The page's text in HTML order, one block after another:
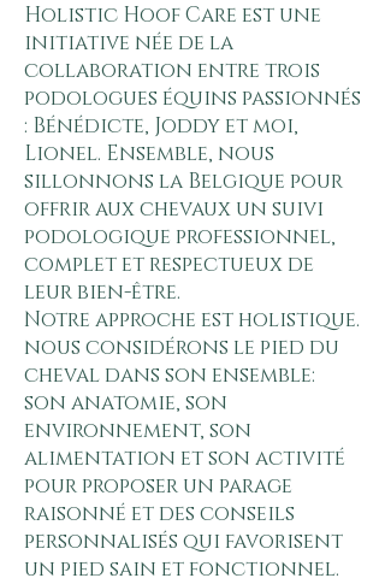
Holistic Hoof Care est une
initiative née de la
collaboration entre trois
podologues équins passionnés
: Bénédicte, Joddy et moi,
Lionel. Ensemble, nous
sillonnons la Belgique pour
offrir aux chevaux un suivi
podologique professionnel,
complet et respectueux de
leur bien-être.
Notre approche est holistique.
nous considérons le pied du
cheval dans son ensemble:
son anatomie, son
environnement, son
alimentation et son activité
pour proposer un parage
raisonné et des conseils
personnalisés qui favorisent
un pied sain et fonctionnel.​